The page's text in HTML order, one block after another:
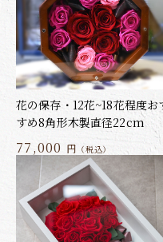
花の保存・12花~18花程度お
すめ8角形木製直径22cm
77,000 円 （税込）